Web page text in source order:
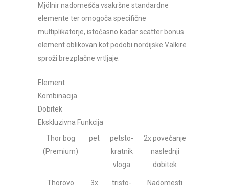
Mjölnir nadomešča vsakršne standardne
elemente ter omogoča specifične
multiplikatorje, istočasno kadar scatter bonus
element oblikovan kot podobi nordijske Valkire
sproži brezplačne vrtljaje.
Element
Kombinacija
Dobitek
Ekskluzivna Funkcija
Thor bog
(Premium)
pet
petsto-
kratnik
vloga
2x povečanje
naslednji
dobitek
Thorovo
3x
tristo-
Nadomesti